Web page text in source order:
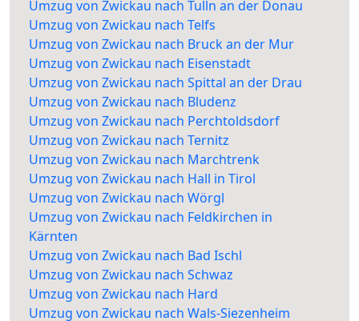
Umzug von Zwickau nach Tulln an der Donau
Umzug von Zwickau nach Telfs
Umzug von Zwickau nach Bruck an der Mur
Umzug von Zwickau nach Eisenstadt
Umzug von Zwickau nach Spittal an der Drau
Umzug von Zwickau nach Bludenz
Umzug von Zwickau nach Perchtoldsdorf
Umzug von Zwickau nach Ternitz
Umzug von Zwickau nach Marchtrenk
Umzug von Zwickau nach Hall in Tirol
Umzug von Zwickau nach Wörgl
Umzug von Zwickau nach Feldkirchen in
Kärnten
Umzug von Zwickau nach Bad Ischl
Umzug von Zwickau nach Schwaz
Umzug von Zwickau nach Hard
Umzug von Zwickau nach Wals-Siezenheim